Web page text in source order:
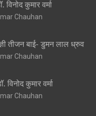
कुमार वर्मा
Chauhan
तीजन बाई- डुमन लाल ध्रुव
Chauhan
कुमार वर्मा
Chauhan